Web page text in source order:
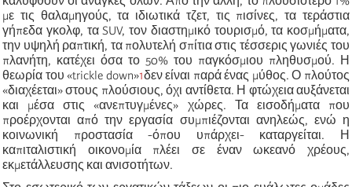
με τις θαλαμηγούς, τα ιδιωτικά τζετ, τις πισίνες, τα τεράστια
γήπεδα γκολφ, τα SUV, τον διαστημικό τουρισμό, τα κοσμήματα,
την υψηλή ραπτική, τα πολυτελή σπίτια στις τέσσερις γωνιές του
πλανήτη, κατέχει όσα το 50% του παγκόσμιου πληθυσμού. Η
θεωρία του «trickle down»1δεν είναι παρά ένας μύθος. Ο πλούτος
«διαχέεται» στους πλούσιους, όχι αντίθετα. Η φτώχεια αυξάνεται
και μέσα στις «ανεπτυγμένες» χώρες. Τα εισοδήματα που
προέρχονται από την εργασία συμπιέζονται ανηλεώς, ενώ η
κοινωνική προστασία -όπου υπάρχει- καταργείται. Η
καπιταλιστική οικονομία πλέει σε έναν ωκεανό χρέους,
εκμετάλλευσης και ανισοτήτων.